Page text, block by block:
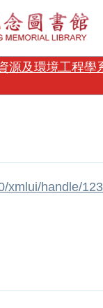
源及環境工程學
xmlui/handle/